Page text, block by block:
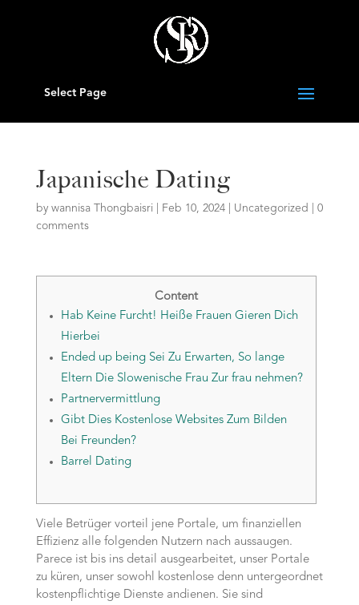
Select Page
Japanische Dating
by wannisa Thongbaisri Feb 10, 2024| Uncategorized
0
comments
Content
Hab Keine Furcht! Heiße Frauen Gieren Dich
Hierbei
Ended up being Sei Zu Erwarten, So lange
Eltern Die Slowenische Frau Zur frau nehmen?
Partnervermittlung
Gibt Dies Kostenlose Websites Zum Bilden
Bei Freunden?
Barrel Dating
Viele Betrüger vorteil jene Portale, um finanziellen
Effizienz alle folgenden Nutzern nach aussaugen.
Parece ist bis ins detail ausgearbeitet, unser Portale
zu küren, unser sowohl kostenlose denn untergeordnet
kostenpflichtige Dienste andienen. Sie sind